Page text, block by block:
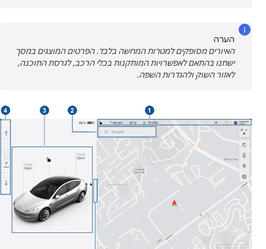
הערה
האיורים מסופקים למטרות המחשה בלבד. הפרטים המוצגים במסך
ישתנו בהתאם לאפשרויות המותקנות בכלי הרכב, לגרסת התוכנה,
לאזור השוק ולהגדרות השפה.